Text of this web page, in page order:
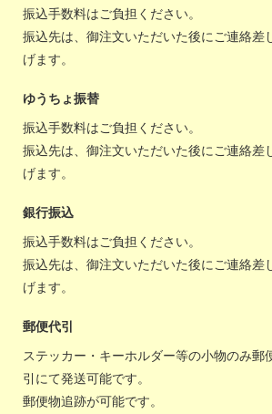
振込手数料はご負担ください。
振込先は、御注文いただいた後にご連絡差
げます。
ゆうちょ振替
振込手数料はご負担ください。
振込先は、御注文いただいた後にご連絡差
げます。
銀行振込
振込手数料はご負担ください。
振込先は、御注文いただいた後にご連絡差
げます。
郵便代引
ステッカー・キーホルダー等の小物のみ郵
引にて発送可能です。
郵便物追跡が可能です。